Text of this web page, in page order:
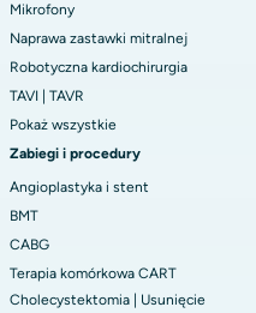
Mikrofony
Naprawa zastawki mitralnej
Robotyczna kardiochirurgia
TAVI | TAVR
Pokaż wszystkie
Zabiegi i procedury
Angioplastyka i stent
BMT
CABG
Terapia komórkowa CART
Cholecystektomia | Usunięcie